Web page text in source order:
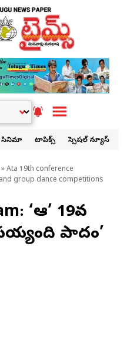
సినిమా టాపిక్స్ స్పెషల్ న్యూస్
» Ata 19th conference
group dance competitions
‘ఆటా’ 19వ
పాదం’